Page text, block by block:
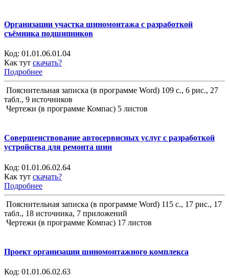
Организации участка шиномонтажа с разработкой
съёмника подшипников
Код: 01.01.06.01.04
Как тут скачать?
Подробнее
Пояснительная записка (в программе Word) 109 с., 6 рис., 27
табл., 9 источников
Чертежи (в программе Компас) 5 листов
Совершенствование автосервисных услуг с разработкой
устройства для ремонта шин
Код: 01.01.06.02.64
Как тут скачать?
Подробнее
Пояснительная записка (в программе Word) 115 с., 17 рис., 17
табл., 18 источника, 7 приложений
Чертежи (в программе Компас) 17 листов
Проект организации шиномонтажного комплекса
Код: 01.01.06.02.63